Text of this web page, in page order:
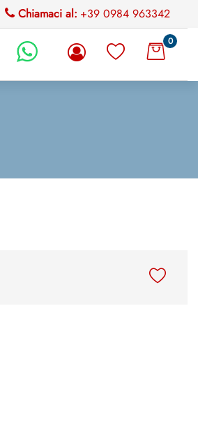
Chiamaci al: +39 0984 963342
0